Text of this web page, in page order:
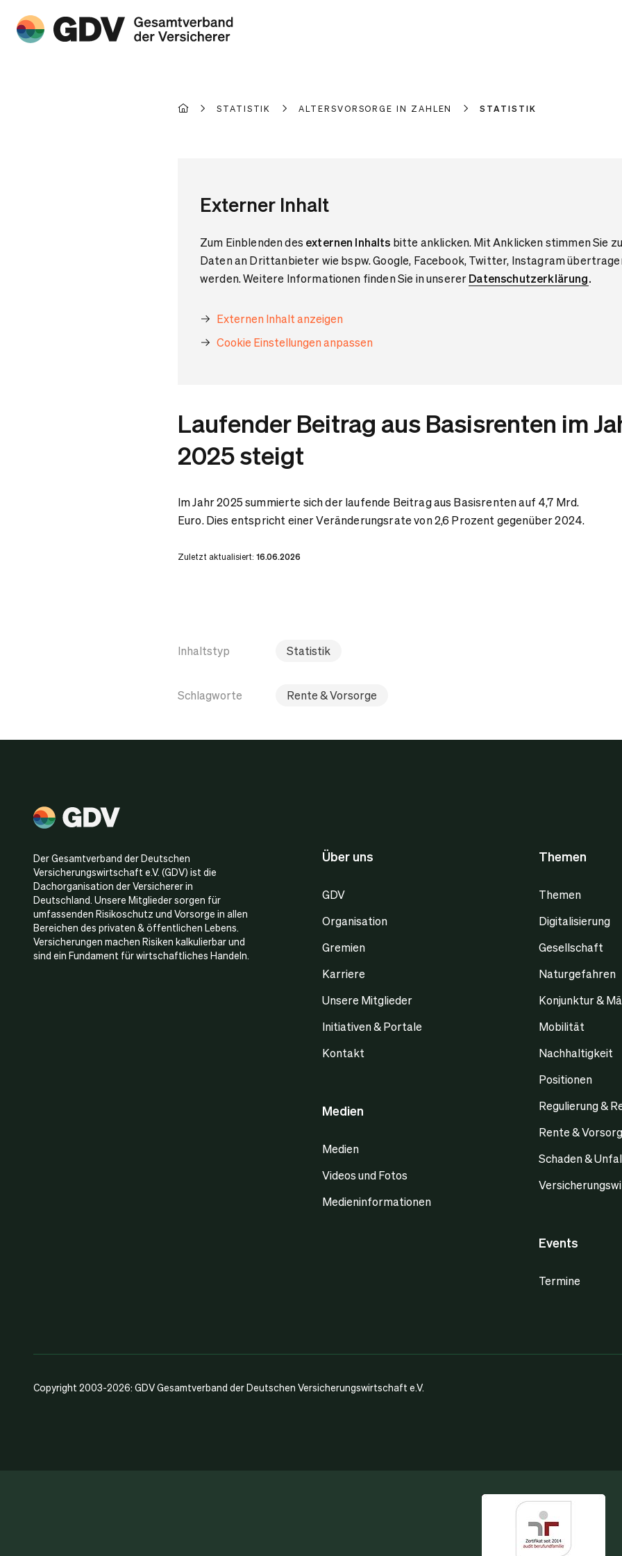
STATISTIK ALTERSVORSORGE IN ZAHLEN STATISTIK
Externer Inhalt
Zum Einblenden des externen Inhalts bitte anklicken. Mit Anklicken stimmen Sie
Daten an Drittanbieter wie bspw. Google, Facebook, Twitter, Instagram
werden. Weitere Informationen finden Sie in unsererDatenschutzerklärung.
Externen Inhalt anzeigen
Cookie Einstellungen anpassen
Laufender Beitrag aus Basisrenten im
2025 steigt
Im Jahr 2025 summierte sich der laufende Beitrag aus Basisrenten auf 4,7 Mrd.
Euro. Dies entspricht einer Veränderungsrate von 2,6 Prozent gegenüber 2024.
Zuletzt aktualisiert: 16.06.2026
Inhaltstyp Statistik
Schlagworte Rente & Vorsorge
Der Gesamtverband der Deutschen
Versicherungswirtschaft e.V. (GDV) ist die
Dachorganisation der Versicherer in
Deutschland. Unsere Mitglieder sorgen für
umfassenden Risikoschutz und Vorsorge in allen
Bereichen des privaten & öffentlichen Lebens.
Versicherungen machen Risiken kalkulierbar und
sind ein Fundament für wirtschaftliches Handeln.
Über uns
GDV
Organisation
Gremien
Karriere
Unsere Mitglieder
Initiativen & Portale
Kontakt
Medien
Medien
Videos und Fotos
Medieninformationen
Themen
Themen
Digitalisierung
Gesellschaft
Naturgefahren
Konjunktur &
Mobilität
Nachhaltigkeit
Positionen
Regulierung &
Rente &
Schaden &
Events
Termine
Copyright 2003-2026: GDV Gesamtverband der Deutschen Versicherungswirtschaft e.V.